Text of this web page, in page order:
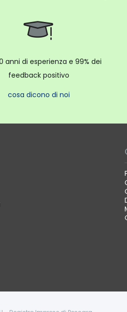
anni di esperienza e 99% dei
feedback positivo
cosa dicono di noi